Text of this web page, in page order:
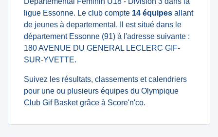
ligue Essonne. Le club compte 14 équipes allant
de jeunes à departemental. Il est situé dans le
département Essonne (91) à l'adresse suivante :
180 AVENUE DU GENERAL LECLERC GIF-
SUR-YVETTE.
Suivez les résultats, classements et calendriers
pour une ou plusieurs équipes du Olympique
Club Gif Basket grâce à Score'n'co.